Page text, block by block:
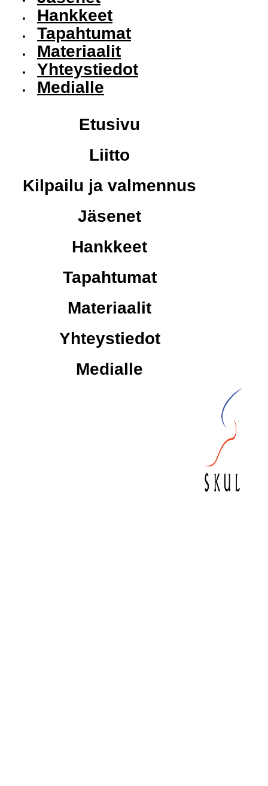
Hankkeet
Tapahtumat
Materiaalit
Yhteystiedot
Medialle
Etusivu
Liitto
Kilpailu ja valmennus
Jäsenet
Hankkeet
Tapahtumat
Materiaalit
Yhteystiedot
Medialle